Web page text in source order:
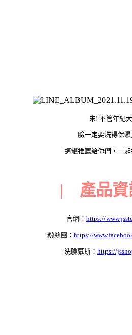
來! 不管年紀
臉一定要洗得保
這罐推薦給你們，一
| 產品
官網： https://
粉絲團： https://
洗臉慕斯： https://